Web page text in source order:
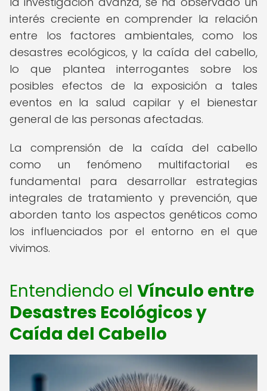
interés creciente en comprender la relación
entre los factores ambientales, como los
desastres ecológicos, y la caída del cabello,
lo que plantea interrogantes sobre los
posibles efectos de la exposición a tales
eventos en la salud capilar y el bienestar
general de las personas afectadas.
La comprensión de la caída del cabello
como un fenómeno multifactorial es
fundamental para desarrollar estrategias
integrales de tratamiento y prevención, que
aborden tanto los aspectos genéticos como
los influenciados por el entorno en el que
vivimos.
Entendiendo el Vínculo entre
Desastres Ecológicos y
Caída del Cabello